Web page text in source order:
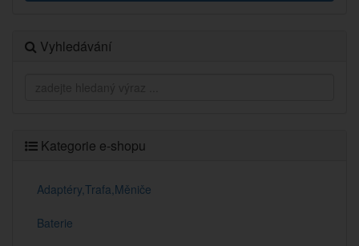
Vyhledávání
Kategorie e-shopu
Adaptéry,Trafa,Měniče
Baterie